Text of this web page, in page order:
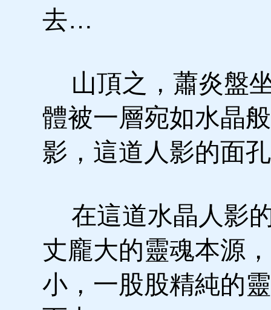
去…
山頂之，蕭炎盤
體被一層宛如水晶
影，這道人影的面
在這道水晶人影
丈龐大的靈魂本源
小，一股股精純的